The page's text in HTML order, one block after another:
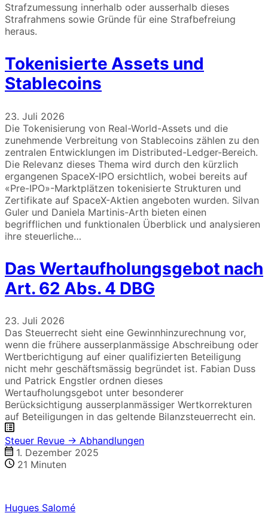
Strafzumessung innerhalb oder ausserhalb dieses
Strafrahmens sowie Gründe für eine Strafbefreiung
heraus.
Tokenisierte Assets und
Stablecoins
23. Juli 2026
Die Tokenisierung von Real-World-Assets und die
zunehmende Verbreitung von Stablecoins zählen zu den
zentralen Entwicklungen im Distributed-Ledger-Bereich.
Die Relevanz dieses Thema wird durch den kürzlich
ergangenen SpaceX-IPO ersichtlich, wobei bereits auf
«Pre-IPO»-Marktplätzen tokenisierte Strukturen und
Zertifikate auf SpaceX-Aktien angeboten wurden. Silvan
Guler und Daniela Martinis-Arth bieten einen
begrifflichen und funktionalen Überblick und analysieren
ihre steuerliche…
Das Wertaufholungsgebot nach
Art. 62 Abs. 4 DBG
23. Juli 2026
Das Steuerrecht sieht eine Gewinnhinzurechnung vor,
wenn die frühere ausserplanmässige Abschreibung oder
Wertberichtigung auf einer qualifizierten Beteiligung
nicht mehr geschäftsmässig begründet ist. Fabian Duss
und Patrick Engstler ordnen dieses
Wertaufholungsgebot unter besonderer
Berücksichtigung ausserplanmässiger Wertkorrekturen
auf Beteiligungen in das geltende Bilanzsteuerrecht ein.
Steuer Revue → Abhandlungen
1. Dezember 2025
21 Minuten
Hugues Salomé